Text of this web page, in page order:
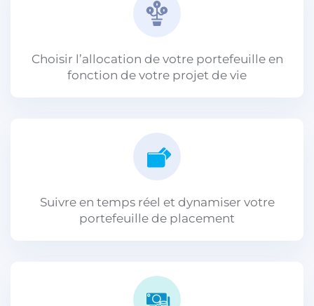
Choisir l’allocation de votre portefeuille en
fonction de votre projet de vie
Suivre en temps réel et dynamiser votre
portefeuille de placement